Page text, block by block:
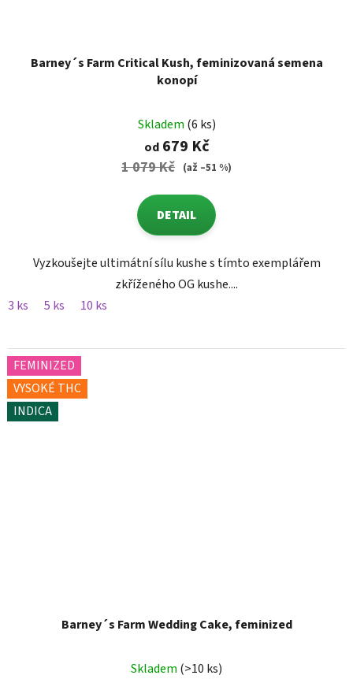
Barney´s Farm Critical Kush, feminizovaná semena
konopí
Skladem (6 ks)
od679 Kč
1 079 Kč (až –51 %)
DETAIL
Vyzkoušejte ultimátní sílu kushe s tímto exemplářem
zkříženého OG kushe....
3 ks
5 ks 10 ks
FEMINIZED
VYSOKÉ THC
INDICA
Barney´s Farm Wedding Cake, feminized
Skladem (>10 ks)